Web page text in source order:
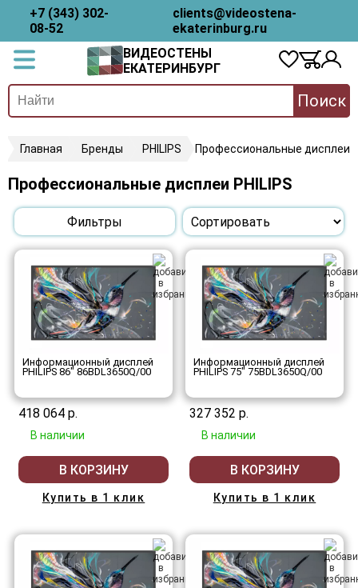
+7 (343) 302-
08-52
clients@videostena-
ekaterinburg.ru
ВИДЕОСТЕНЫ
ЕКАТЕРИНБУРГ
Поиск
Главная Бренды PHILIPS Профессиональные дисплеи
Профессиональные дисплеи PHILIPS
Фильтры
Информационный дисплей
PHILIPS 86" 86BDL3650Q/00
418 064 р.
В наличии
В КОРЗИНУ
Купить в 1 клик
Информационный дисплей
PHILIPS 75" 75BDL3650Q/00
327 352 р.
В наличии
В КОРЗИНУ
Купить в 1 клик